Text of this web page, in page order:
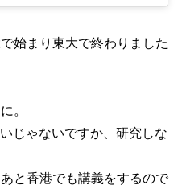
始まり東大で終わりました
。
じゃないですか、研究しな
と香港でも講義をするので